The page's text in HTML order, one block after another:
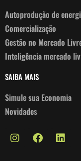
Autoprodução de
Comercialização
Gestão no Mercado
Inteligência mercado
SAIBA MAIS
Simule sua Economia
Novidades